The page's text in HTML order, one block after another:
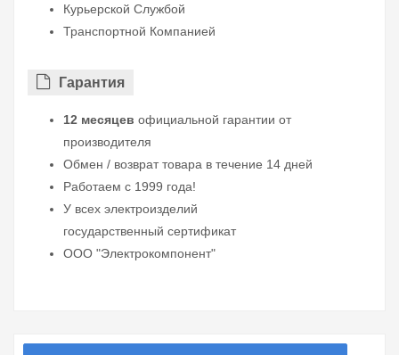
Курьерской Службой
Транспортной Компанией
Гарантия
12 месяцев официальной гарантии от
производителя
Обмен / возврат товара в течение 14 дней
Работаем с 1999 года!
У всех электроизделий
государственный сертификат
ООО "Электрокомпонент"